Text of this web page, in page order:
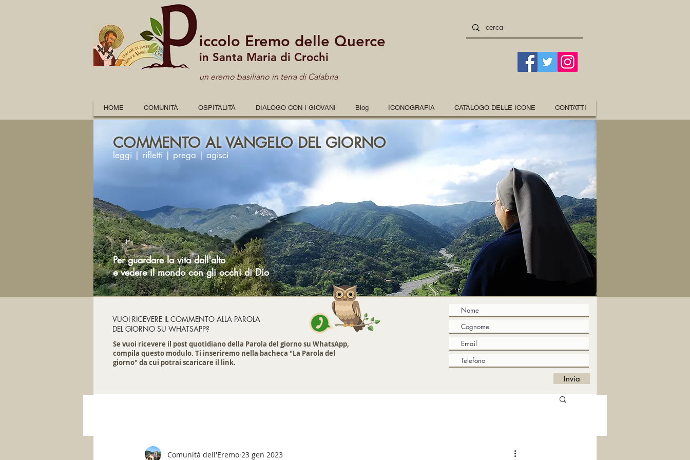
iccolo Eremo delle Querce
in Santa Maria di Crochi
un eremo basiliano in terra di Calabria
HOME COMUNITÀ OSPITALITÀ DIALOGO CON I GIOVANI Blog ICONOGRAFIA CATALOGO DELLE ICONE CONTATTI
Per guardare la vita dall'alto
e vedere il mondo con gli occhi di Dio
COMMENTO AL VANGELO DEL GIORNO
leggi | rifletti | prega | agisci
VUOI RICEVERE IL COMMENTO ALLA PAROLA
DEL GIORNO SU WHATSAPP?
Se vuoi ricevere il post quotidiano della Parola del giorno su WhatsApp,
compila questo modulo. Ti inseriremo nella bacheca "La Parola del
giorno" da cui potrai scaricare il link.
Invia
Comunità dell'Eremo 23 gen 2023